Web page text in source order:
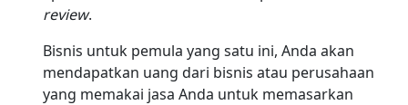
review.
Bisnis untuk pemula yang satu ini, Anda akan
mendapatkan uang dari bisnis atau perusahaan
yang memakai jasa Anda untuk memasarkan